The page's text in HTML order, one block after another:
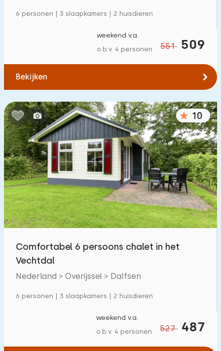
6 personen | 3 slaapkamers | 2 huisdieren
551 509
weekend v.a.
o.b.v. 4 personen
Bekijken
10
Comfortabel 6 persoons chalet in het
Vechtdal
Nederland > Overijssel > Dalfsen
6 personen | 3 slaapkamers | 2 huisdieren
527 487
weekend v.a.
o.b.v. 4 personen